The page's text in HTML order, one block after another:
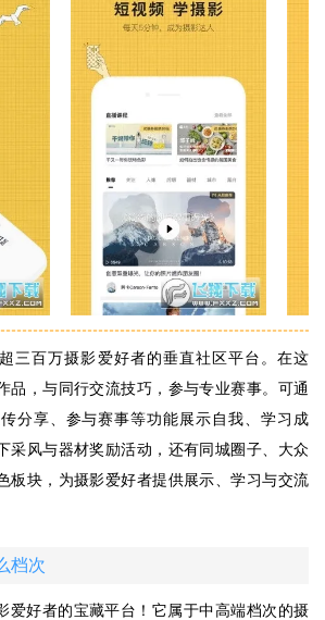
三百万摄影爱好者的垂直社区平台。在这
品，与同行交流技巧，参与专业赛事。可通
分享、参与赛事等功能展示自我、学习成
采风与器材奖励活动，还有同城圈子、大众
板块，为摄影爱好者提供展示、学习与交流
档次
爱好者的宝藏平台！它属于中高端档次的摄